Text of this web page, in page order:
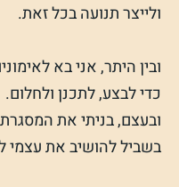
ולייצר תנועה בכל זאת.
ובין היתר, אני בא
כדי לבצע, לתכנן ולחלום.
ובעצם, בניתי את
בשביל להושיב את עצמי